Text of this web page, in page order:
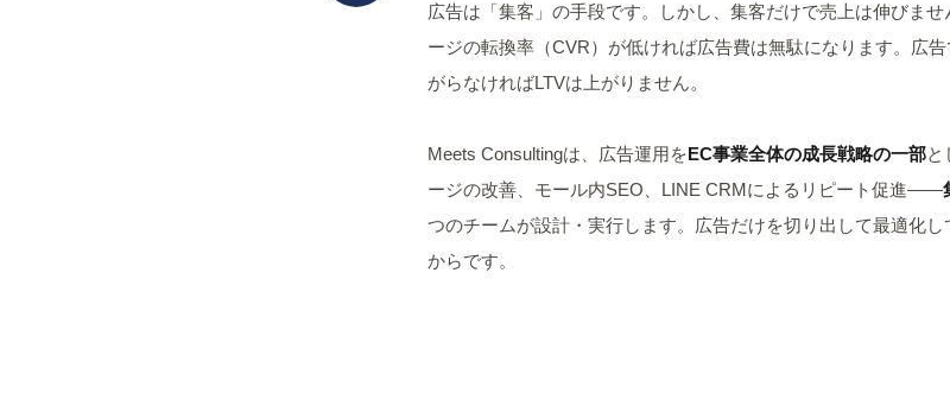
広告は「集客」の手段です。しかし、集客だけで売上は伸びま
ージの転換率（CVR）が低ければ広告費は無駄になります。広
がらなければLTVは上がりません。
Meets Consultingは、広告運用を EC事業全体の成長戦略の一部と
ージの改善、モール内SEO、LINE CRMによるリピート促進——
つのチームが設計・実行します。広告だけを切り出して最適化
からです。